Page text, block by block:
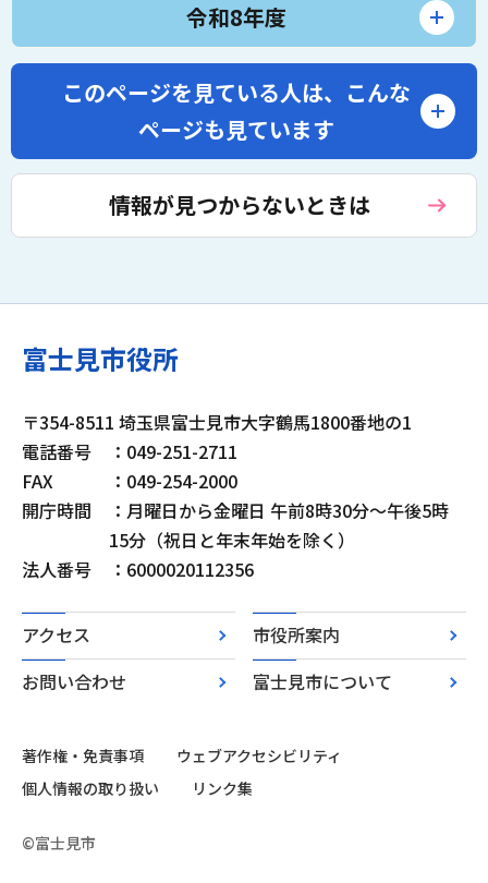
令和8年度
このページを見ている人は、 こんな
ページも見ています
情報が見つからないときは
富士見市役所
〒354-8511 埼玉県富士見市大字鶴馬1800番地の1
電話番号
：049-251-2711
FAX
：049-254-2000
開庁時間
：月曜日から金曜日 午前8時30分～午後5時
15分（祝日と年末年始を除く）
法人番号
：6000020112356
アクセス
市役所案内
お問い合わせ
富士見市について
著作権・免責事項
ウェブアクセシビリティ
個人情報の取り扱い
リンク集
©富士見市